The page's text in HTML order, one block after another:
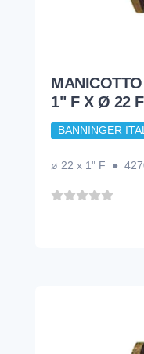
1" F X Ø 22
BANNINGER
ø 22 x 1" F ●